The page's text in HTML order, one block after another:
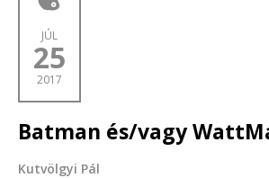
JÚL
25
2017
Batman és/vagy
Kutvölgyi Pál